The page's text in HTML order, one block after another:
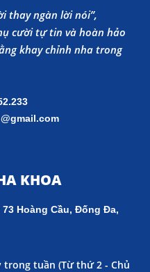
thay ngàn lời nói”,
cười tự tin và hoàn hảo
khay chỉnh nha trong
KHOA
Hoàng Cầu, Đống Đa,
trong tuần (Từ thứ 2 - Chủ